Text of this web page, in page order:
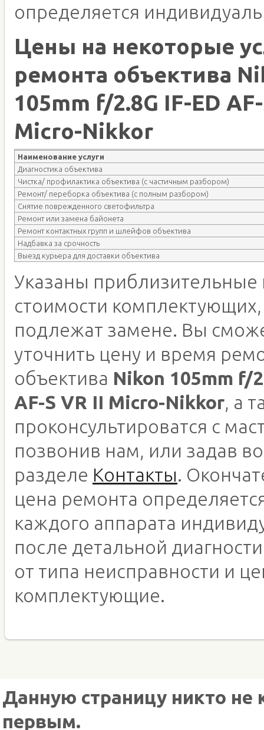
определяется
Цены на некоторые
ремонта объектива
105mm f/2.8G IF-ED
Micro-Nikkor
Наименование услуги
Диагностика объектива
Чистка/ профилактика объектива (с частичным разбором)
Ремонт/ переборка объектива (с полным разбором)
Снятие поврежденного светофильтра
Ремонт или замена байонета
Ремонт контактных групп и шлейфов объектива
Надбавка за срочность
Выезд курьера для доставки объектива
Указаны приблизительные
стоимости
подлежат замене. Вы
уточнить цену и время
объектива Nikon 105mm f/
AF-S VR II Micro-Nikkor, а
проконсультироватся с
позвонив нам, или задав
разделе Контакты.
цена ремонта
каждого аппарата
после детальной
от типа неисправности и
комплектующие.
Данную страницу никто
первым.